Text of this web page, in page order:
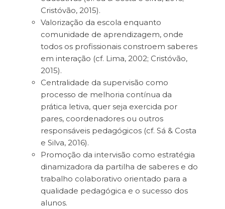
Cristóvão, 2015).
Valorização da escola enquanto
comunidade de aprendizagem, onde
todos os profissionais constroem saberes
em interação (cf. Lima, 2002; Cristóvão,
2015).
Centralidade da supervisão como
processo de melhoria contínua da
prática letiva, quer seja exercida por
pares, coordenadores ou outros
responsáveis pedagógicos (cf. Sá & Costa
e Silva, 2016).
Promoção da intervisão como estratégia
dinamizadora da partilha de saberes e do
trabalho colaborativo orientado para a
qualidade pedagógica e o sucesso dos
alunos.